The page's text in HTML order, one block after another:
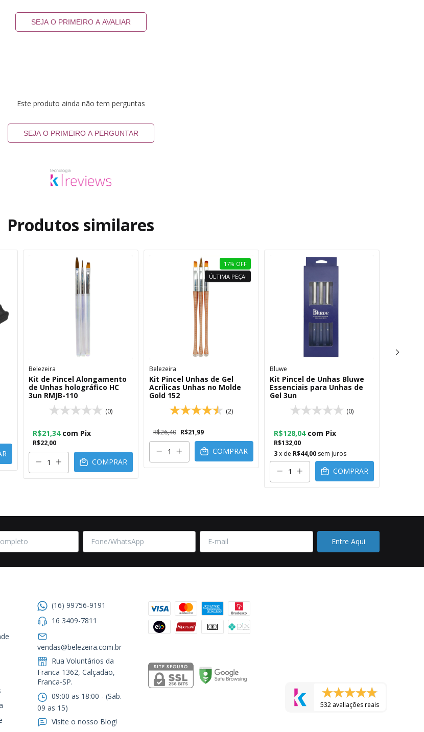
SEJA O PRIMEIRO A AVALIAR
Este produto ainda não tem perguntas
SEJA O PRIMEIRO A PERGUNTAR
Produtos similares
Belezeira
Kit de Pincel Alongamento
de Unhas holográfico HC
3un RMJB-110
(0)
R$22,00
R$21,34 com Pix
COMPRAR
17% OFF
ÚLTIMA PEÇA!
Belezeira
Kit Pincel Unhas de Gel
Acrílicas Unhas no Molde
Gold 152
(2)
R$26,40 R$21,99
COMPRAR
Bluwe
Kit Pincel de Unhas Bluwe
Essenciais para Unhas de
Gel 3un
(0)
R$132,00
R$128,04 com Pix
3x de R$44,00 sem juros
COMPRAR
(16) 99756-9191
16 3409-7811
vendas@belezeira.com.br
Rua Voluntários da
Franca 1362, Calçadão,
Franca-SP.ㅤㅤㅤㅤㅤㅤㅤㅤㅤㅤㅤ
09:00 as 18:00 - (Sab.
09 as 15)
Visite o nosso Blog!
532 avaliações reais